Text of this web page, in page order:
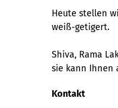
Heute stellen
weiß-getigert.
Shiva, Rama
sie kann Ihnen
Kontakt